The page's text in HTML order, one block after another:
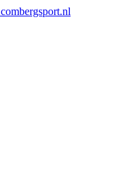
bergsport.nl